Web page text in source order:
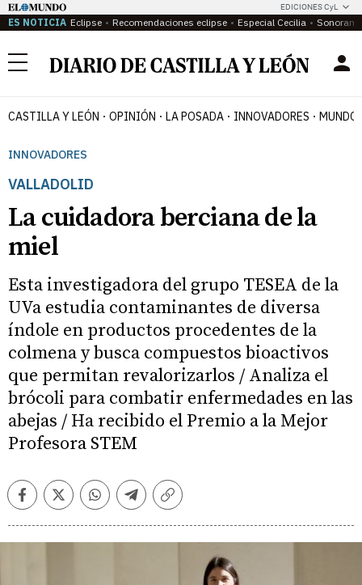
EDICIONES CyL
ES NOTICIA Eclipse Recomendaciones eclipse Especial Cecilia
Menú
CASTILLA Y LEÓN OPINIÓN LA POSADA INNOVADORES MUNDO
INNOVADORES
VALLADOLID
La cuidadora berciana de la
miel
Esta investigadora del grupo TESEA de la
UVa estudia contaminantes de diversa
índole en productos procedentes de la
colmena y busca compuestos bioactivos
que permitan revalorizarlos / Analiza el
brócoli para combatir enfermedades en las
abejas / Ha recibido el Premio a la Mejor
Profesora STEM
FacebookTwitterWhatsappTelegramCopiar